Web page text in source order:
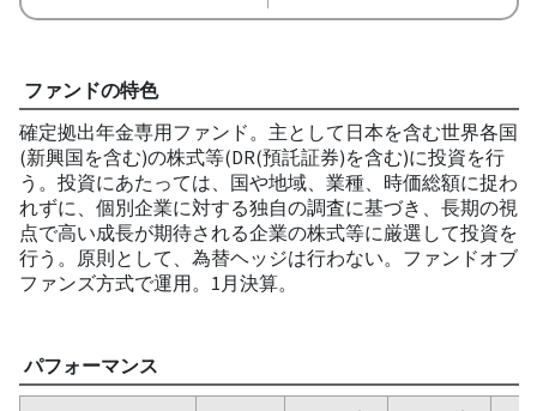
ファンドの特色
確定拠出年金専用ファンド。主として日本を含む世界各国
(新興国を含む)の株式等(DR(預託証券)を含む)に投資を行
う。投資にあたっては、国や地域、業種、時価総額に捉わ
れずに、個別企業に対する独自の調査に基づき、長期の視
点で高い成長が期待される企業の株式等に厳選して投資を
行う。原則として、為替ヘッジは行わない。ファンドオブ
ファンズ方式で運用。1月決算。
パフォーマンス